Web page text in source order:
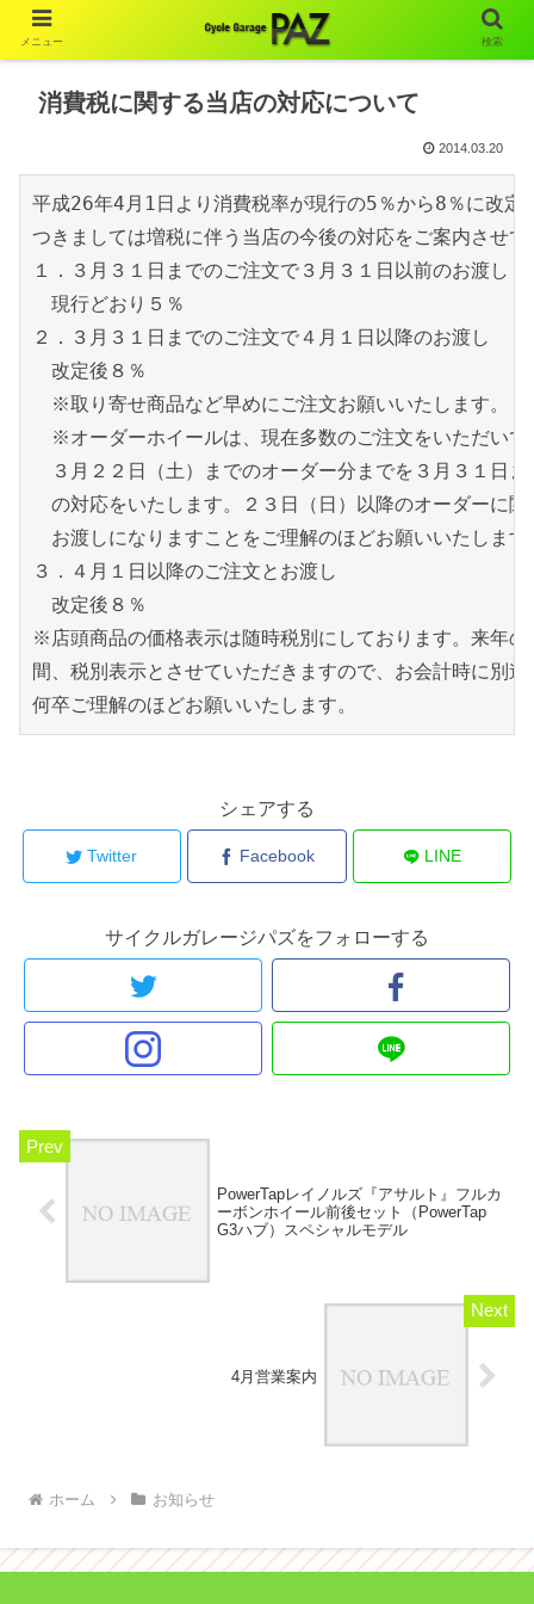
消費税に関する当店の対応について
2014.03.20
平成26年4月1日より消費税率が現行の5％から8％に改定
つきましては増税に伴う当店の今後の対応をご案内させ
１．３月３１日までのご注文で３月３１日以前のお渡し
現行どおり５％
２．３月３１日までのご注文で４月１日以降のお渡し
改定後８％
※取り寄せ商品など早めにご注文お願いいたします。
※オーダーホイールは、現在多数のご注文をいただいて
３月２２日（土）までのオーダー分までを３月３１日ま
の対応をいたします。２３日（日）以降のオーダーに関
お渡しになりますことをご理解のほどお願いいたします
３．４月１日以降のご注文とお渡し
改定後８％
※店頭商品の価格表示は随時税別にしております。来年
間、税別表示とさせていただきますので、お会計時に別
何卒ご理解のほどお願いいたします。
シェアする
Twitter Facebook LINE
サイクルガレージパズをフォローする
PowerTapレイノルズ『アサルト』フルカ
ーボンホイール前後セット（PowerTap
G3ハブ）スペシャルモデル
4月営業案内
ホーム お知らせ
メニュー 検索